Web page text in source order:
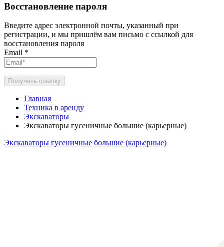
Восстановление пароля
Введите адрес электронной почты, указанный при
регистрации, и мы пришлём вам письмо с ссылкой для
восстановления пароля
Email *
Получить ссылку
Главная
Техника в аренду
Экскаваторы
Экскаваторы гусеничные большие (карьерные)
Экскаваторы гусеничные большие (карьерные)